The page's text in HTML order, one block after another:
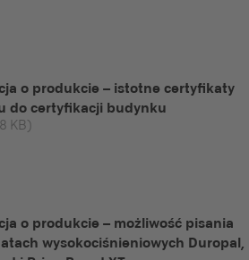
o produkcie – istotne certyfikaty
do certyfikacji budynku
KB)
o produkcie – możliwość pisania
wysokociśnieniowych Duropal,